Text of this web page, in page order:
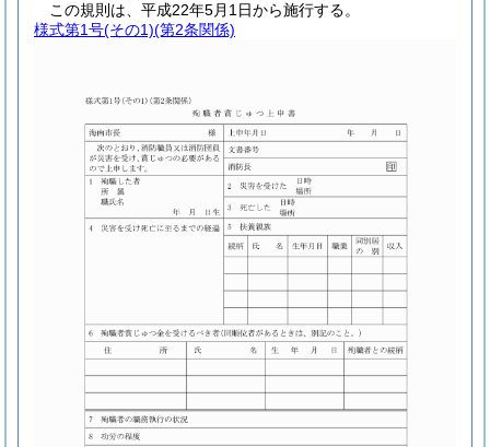
この規則は、平成22年5月1日から施行する。
様式第1号(その1)(第2条関係)